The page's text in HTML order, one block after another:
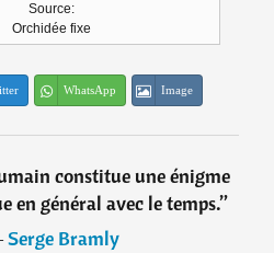
Source:
Orchidée fixe
WhatsApp Image
constitue une énigme
en général avec le temps.”
Serge Bramly